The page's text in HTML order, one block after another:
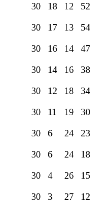
30 18 12 52
30 17 13 54
30 16 14 47
30 14 16 38
30 12 18 34
30 11 19 30
30 6 24 23
30 6 24 18
30 4 26 15
30 3 27 12